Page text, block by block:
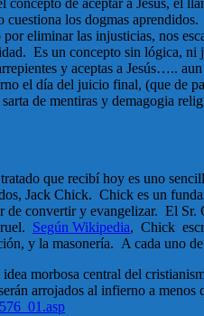
concepto de aceptar a Jesús, el
los dogmas
eliminar las injusticias, nos
Es un concepto sin lógica,
y aceptas a Jesús…..
el día del juicio final, (que de
de mentiras y demagogia
que recibí hoy es uno
Jack Chick. Chick es un
convertir y evangelizar. El
Según Wikipedia, Chick
y la masonería. A cada uno
idea morbosa central del
arrojados al infierno a